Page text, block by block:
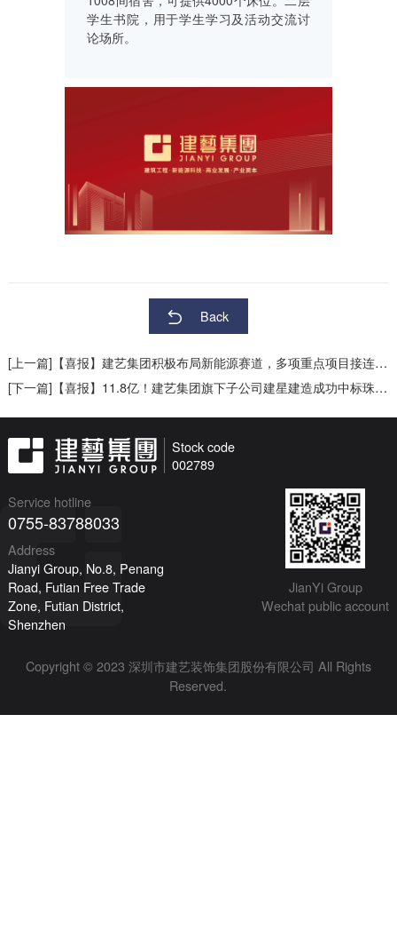
学生书院，用于学生学习及活动交流讨
论场所。
Back
[上一篇]【喜报】建艺集团积极布局新能源赛道，多项重点项目接连中标
[下一篇]【喜报】11.8亿！建艺集团旗下子公司建星建造成功中标珠海香洲重点项目！
Stock code
002789
Service hotline
0755-83788033
Address
Jianyi Group, No.8, Penang
Road, Futian Free Trade
Zone, Futian District,
Shenzhen
JianYi Group
Wechat public account
Copyright © 2023 深圳市建艺装饰集团股份有限公司 All Rights
Reserved.